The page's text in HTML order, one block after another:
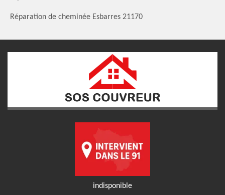
Réparation de cheminée Esbarres 21170
indisponible